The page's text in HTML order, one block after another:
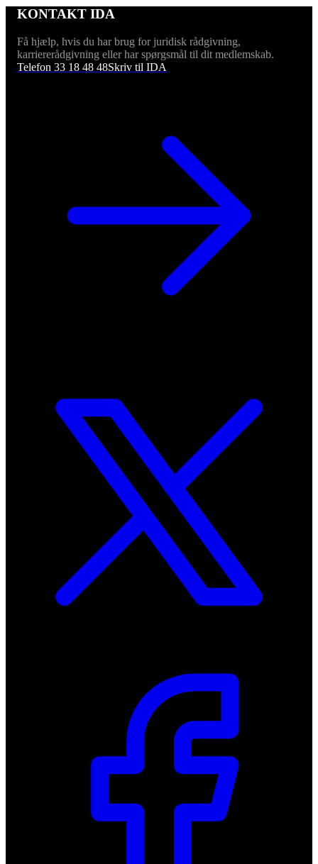
KONTAKT IDA
Få hjælp, hvis du har brug for juridisk rådgivning,
karriererådgivning eller har spørgsmål til dit medlemskab.
Telefon 33 18 48 48Skriv til IDA